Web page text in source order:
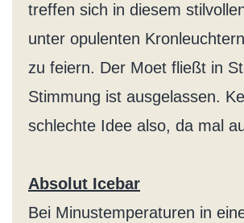
treffen sich in diesem
unter opulenten
zu feiern. Der Moet fließt in
Stimmung ist ausgelassen.
schlechte Idee also, da mal
Absolut Icebar
Bei Minustemperaturen in